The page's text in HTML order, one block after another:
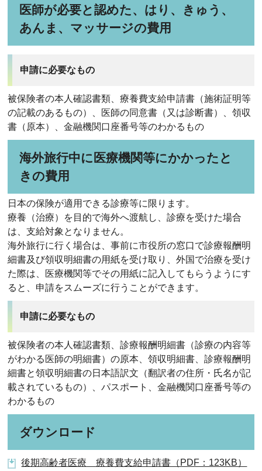
医師が必要と認めた、はり、きゅう、
あんま、マッサージの費用
申請に必要なもの
被保険者の本人確認書類、療養費支給申請書（施術証明等
の記載のあるもの）、医師の同意書（又は診断書）、領収
書（原本）、金融機関口座番号等のわかるもの
海外旅行中に医療機関等にかかったと
きの費用
日本の保険が適用できる診療等に限ります。
療養（治療）を目的で海外へ渡航し、診療を受けた場合
は、支給対象となりません。
海外旅行に行く場合は、事前に市役所の窓口で診療報酬明
細書及び領収明細書の用紙を受け取り、外国で治療を受け
た際は、医療機関等でその用紙に記入してもらうようにす
ると、申請をスムーズに行うことができます。
申請に必要なもの
被保険者の本人確認書類、診療報酬明細書（診療の内容等
がわかる医師の明細書）の原本、領収明細書、診療報酬明
細書と領収明細書の日本語訳文（翻訳者の住所・氏名が記
載されているもの）、パスポート、金融機関口座番号等の
わかるもの
ダウンロード
後期高齢者医療 療養費支給申請書（PDF：123KB）